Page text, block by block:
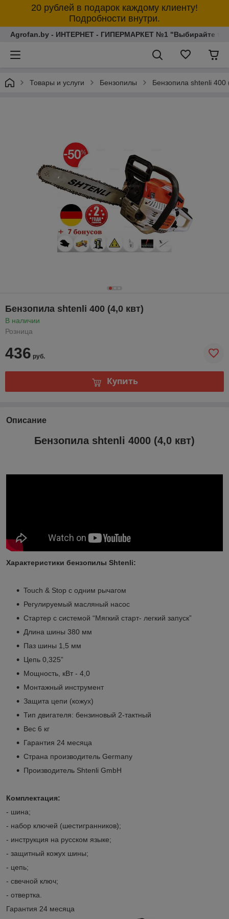
20 рублей в подарок каждому клиенту!
Подробности внутри.
Agrofan.by - ИНТЕРНЕТ - ГИПЕРМАРКЕТ №1 "Выбирайте
Товары и услуги Бензопилы Бензопила shtenli 400
Бензопила shtenli 400 (4,0 квт)
В наличии
Розница
436 руб.
Купить
Описание
Бензопила shtenli 4000 (4,0 квт)
Характеристики бензопилы Shtenli:
Touch & Stop с одним рычагом
Регулируемый масляный насос
Стартер с системой “Мягкий старт- легкий запуск”
Длина шины 380 мм
Паз шины 1,5 мм
Цепь 0,325”
Мощность, кВт - 4,0
Монтажный инструмент
Защита цепи (кожух)
Тип двигателя: бензиновый 2-тактный
Вес 6 кг
Гарантия 24 месяца
Страна производитель Germany
Производитель Shtenli GmbH
Комплектация:
- шина;
- набор ключей (шестигранников);
- инструкция на русском языке;
- защитный кожух шины;
- цепь;
- свечной ключ;
- отвертка.
Гарантия 24 месяца